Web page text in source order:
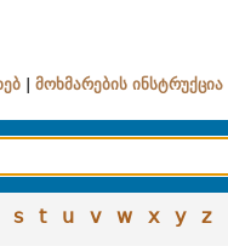
მოხმარების ინსტრუქცია
s t u v w x y z